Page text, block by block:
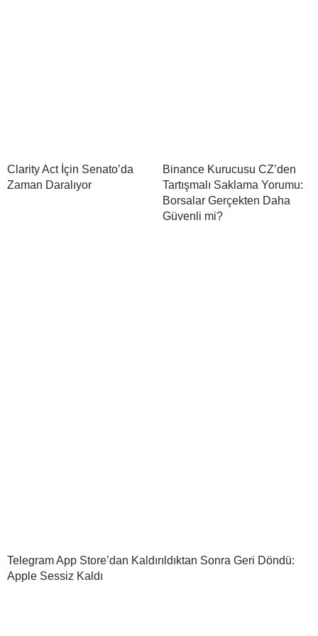
Clarity Act İçin Senato’da
Zaman Daralıyor
Binance Kurucusu CZ’den
Tartışmalı Saklama Yorumu:
Borsalar Gerçekten Daha
Güvenli mi?
Telegram App Store’dan Kaldırıldıktan Sonra Geri Döndü:
Apple Sessiz Kaldı